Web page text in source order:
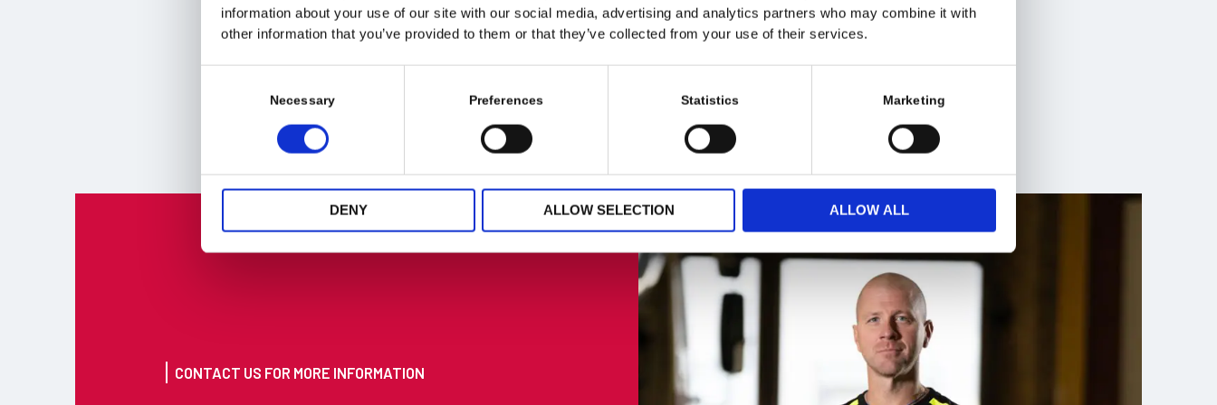
information about your use of our site with our social media, advertising and analytics partners who may combine it with
other information that you’ve provided to them or that they’ve collected from your use of their services.
e
o
Necessary Preferences Statistics Marketing
DENY ALLOW SELECTION ALLOW ALL
Företaget har kontinuerligt investerat i forskning och utveckling för att ligga i framkant när det
gäller design och teknologi. Deras engagemang för innovation och säkerhet har etablerat dem
CONTACT US FOR MORE INFORMATION